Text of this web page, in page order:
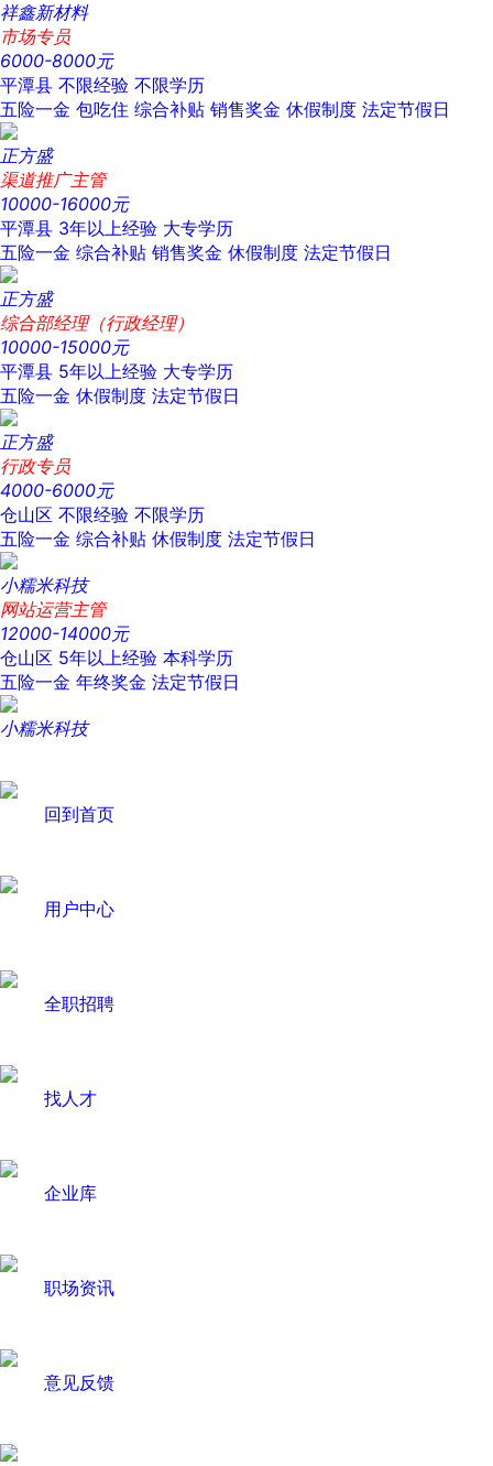
祥鑫新材料
市场专员
6000-8000元
平潭县 不限经验 不限学历
五险一金 包吃住 综合补贴 销售奖金 休假制度 法定节假日
正方盛
渠道推广主管
10000-16000元
平潭县 3年以上经验 大专学历
五险一金 综合补贴 销售奖金 休假制度 法定节假日
正方盛
综合部经理（行政经理）
10000-15000元
平潭县 5年以上经验 大专学历
五险一金 休假制度 法定节假日
正方盛
行政专员
4000-6000元
仓山区 不限经验 不限学历
五险一金 综合补贴 休假制度 法定节假日
小糯米科技
网站运营主管
12000-14000元
仓山区 5年以上经验 本科学历
五险一金 年终奖金 法定节假日
小糯米科技
回到首页
用户中心
全职招聘
找人才
企业库
职场资讯
意见反馈